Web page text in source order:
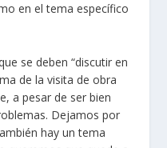
en el tema específico
se deben “discutir en
de la visita de obra
a pesar de ser bien
Dejamos por
hay un tema